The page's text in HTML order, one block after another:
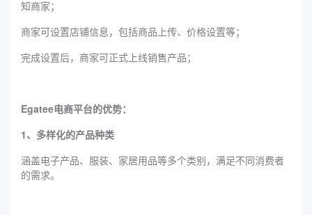
知商家；
商家可设置店铺信息，包括商品上传、价格设置等；
完成设置后，商家可正式上线销售产品；
‌‌Egatee电商平台的优势：
1、多样化的产品种类
涵盖电子产品、服装、家居用品等多个类别，满足不同消费者
的需求。